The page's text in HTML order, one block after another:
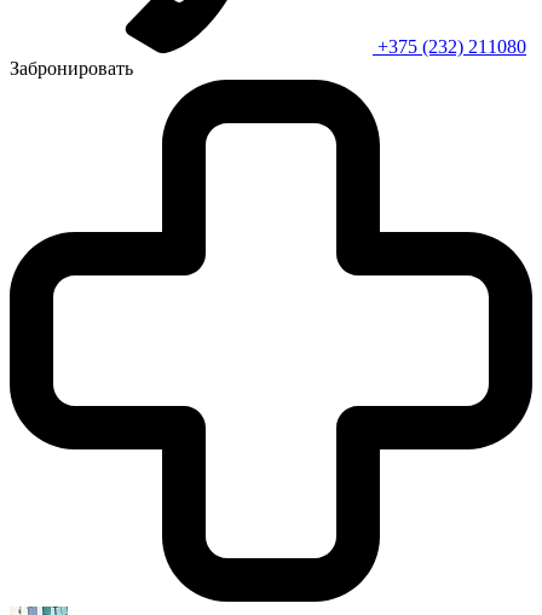
+375 (232) 211080
Забронировать